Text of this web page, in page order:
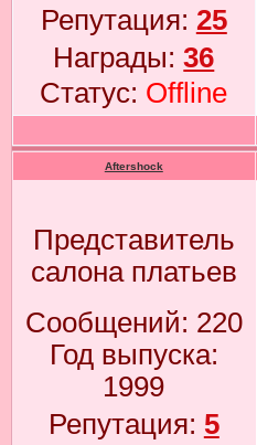
Репутация: 25
Награды:36
Статус: Offline
Aftershock
Представитель
салона платьев
Сообщений: 220
Год выпуска:
1999
Репутация: 5